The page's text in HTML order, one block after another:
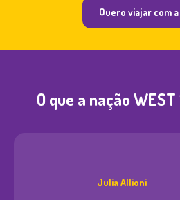
Quero viajar com a
O que a nação
Julia Allioni